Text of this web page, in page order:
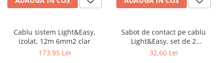
Bandă LED
Panouri LED
Veioze
Cablu sistem Light&Easy,
izolat, 12m 6mm2 clar
173,95 Lei
Sabot de contact pe cablu
Light&Easy, set de 2
max.150W/sina
32,60 Lei